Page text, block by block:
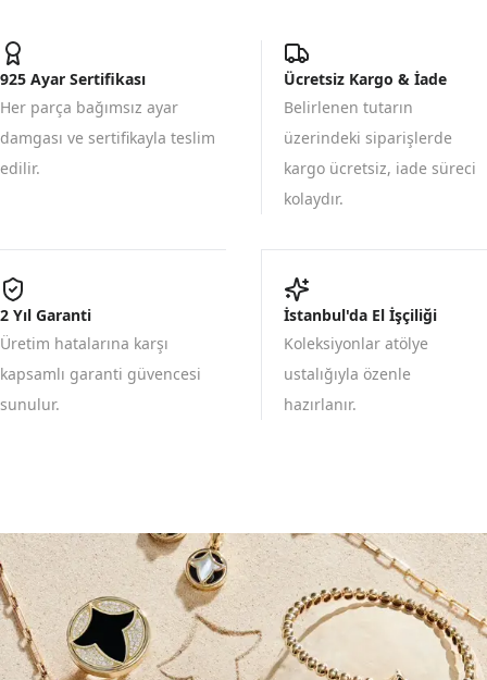
925 Ayar Sertifikası
Her parça bağımsız ayar
damgası ve sertifikayla teslim
edilir.
Ücretsiz Kargo & İade
Belirlenen tutarın
üzerindeki siparişlerde
kargo ücretsiz, iade süreci
kolaydır.
2 Yıl Garanti
Üretim hatalarına karşı
kapsamlı garanti güvencesi
sunulur.
İstanbul'da El İşçiliği
Koleksiyonlar atölye
ustalığıyla özenle
hazırlanır.